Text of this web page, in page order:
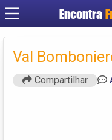
Encontra
Val
Compartilhar